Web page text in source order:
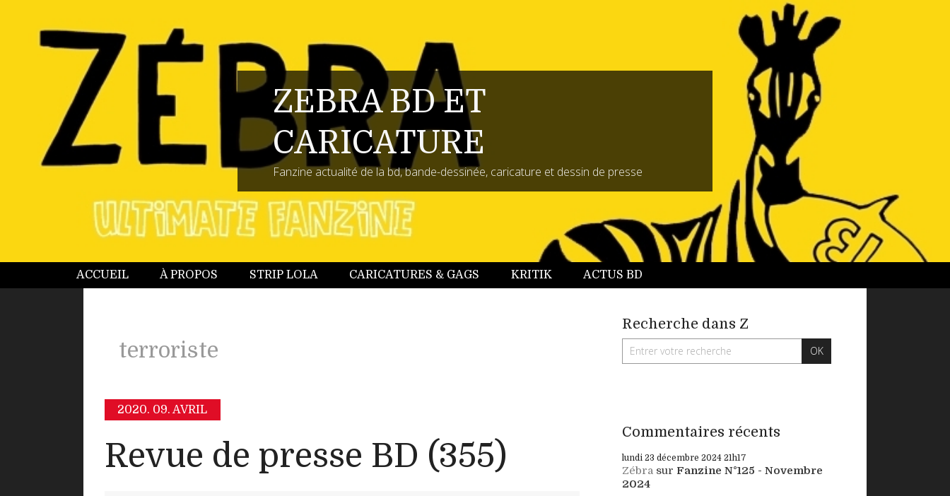
ZEBRA BD ET
CARICATURE
Fanzine actualité de la bd, bande-dessinée, caricature et dessin de presse
ACCUEIL À PROPOS STRIP LOLA CARICATURES & GAGS KRITIK ACTUS BD
terroriste
2020. 09. AVRIL
Revue de presse BD (355)
Recherche dans Z
Commentaires récents
lundi 23 décembre 2024 21h17
Zébra sur Fanzine N°125 - Novembre
2024